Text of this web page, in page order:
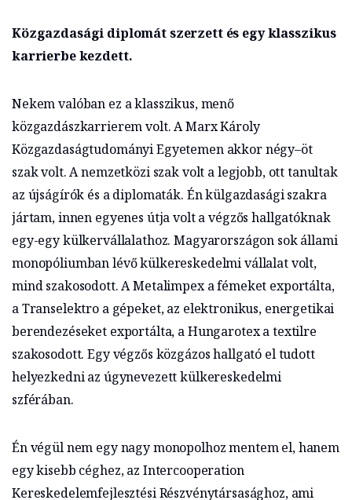
Közgazdasági diplomát szerzett és egy klasszikus
karrierbe kezdett.
Nekem valóban ez a klasszikus, menő
közgazdászkarrierem volt. A Marx Károly
Közgazdaságtudományi Egyetemen akkor négy–öt
szak volt. A nemzetközi szak volt a legjobb, ott tanultak
az újságírók és a diplomaták. Én külgazdasági szakra
jártam, innen egyenes útja volt a végzős hallgatóknak
egy-egy külkervállalathoz. Magyarországon sok állami
monopóliumban lévő külkereskedelmi vállalat volt,
mind szakosodott. A Metalimpex a fémeket exportálta,
a Transelektro a gépeket, az elektronikus, energetikai
berendezéseket exportálta, a Hungarotex a textilre
szakosodott. Egy végzős közgázos hallgató el tudott
helyezkedni az úgynevezett külkereskedelmi
szférában.
Én végül nem egy nagy monopolhoz mentem el, hanem
egy kisebb céghez, az Intercooperation
Kereskedelemfejlesztési Részvénytársasághoz, ami